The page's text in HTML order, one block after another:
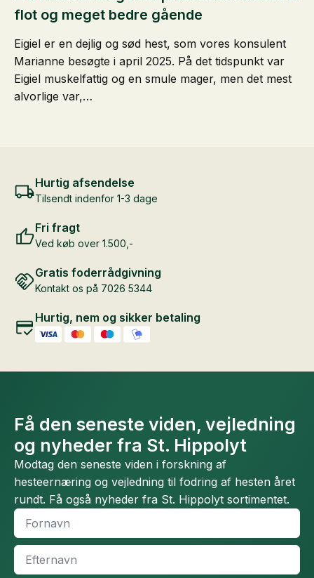
flot og meget bedre gående
Eigiel er en dejlig og sød hest, som vores konsulent
Marianne besøgte i april 2025. På det tidspunkt var
Eigiel muskelfattig og en smule mager, men det mest
alvorlige var,…
Hurtig afsendelse
Tilsendt indenfor 1-3 dage
Fri fragt
Ved køb over 1.500,-
Gratis foderrådgivning
Kontakt os på 7026 5344
Hurtig, nem og sikker betaling
Få den seneste viden, vejledning
og nyheder fra St. Hippolyt
Modtag den seneste viden i forskning af
hesteernæring og vejledning til fodring af hesten året
rundt. Få også nyheder fra St. Hippolyt sortimentet.
Fornavn
Efternavn